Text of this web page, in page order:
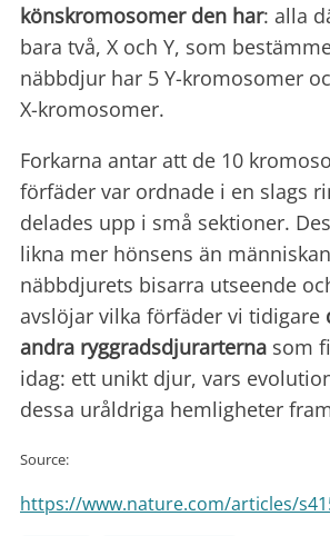
könskromosomer den har: alla
bara två, X och Y, som
näbbdjur har 5 Y-kromosomer
X-kromosomer.
Forkarna antar att de 10
förfäder var ordnade i en slags
delades upp i små sektioner.
likna mer hönsens än
näbbdjurets bisarra utseende
avslöjar vilka förfäder vi tidigare
andra ryggradsdjurarterna som
idag: ett unikt djur, vars
dessa uråldriga hemligheter
Source:
https://www.nature.com/articles/